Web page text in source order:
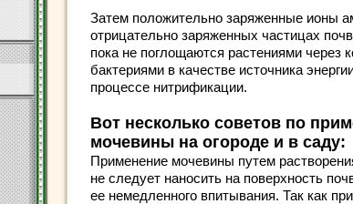
Затем положительно заряженные ионы
отрицательно заряженных частицах
пока не поглощаются растениями через
бактериями в качестве источника
процессе нитрификации.
Вот несколько советов по
мочевины на огороде и в саду:
Применение мочевины путем
не следует наносить на поверхность
ее немедленного впитывания. Так как